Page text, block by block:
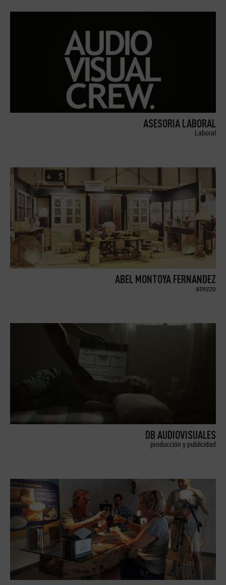
ASESORIA LABORAL
Laboral
ABEL MONTOYA FERNANDEZ
atrezzo
DB AUDIOVISUALES
producción y publicidad